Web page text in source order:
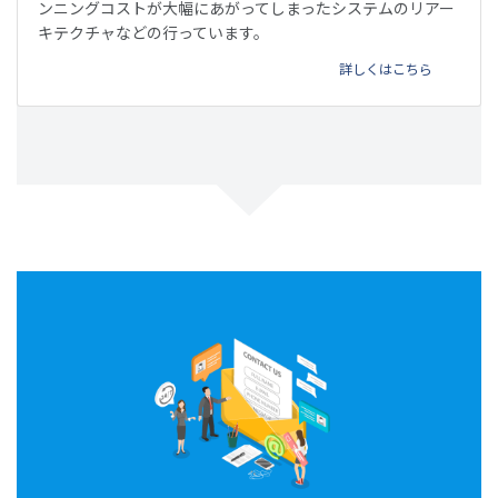
ンニングコストが大幅にあがってしまったシステムのリアー
キテクチャなどの行っています。
詳しくはこちら